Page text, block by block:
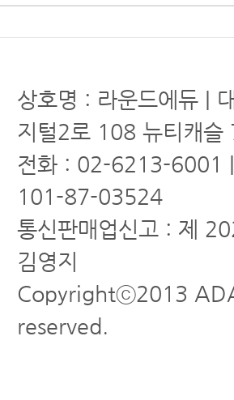
상호명 : 라운드에듀 |
지털2로 108 뉴티캐슬
전화 : 02-6213-6001
101-87-03524
통신판매업신고 : 제
김영지
Copyrightⓒ2013
reserved.